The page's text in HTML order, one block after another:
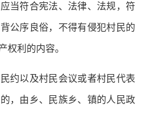
当符合宪法、法律、法规，符
公序良俗，不得有侵犯村民的
权利的内容。
以及村民会议或者村民代表
，由乡、民族乡、镇的人民政